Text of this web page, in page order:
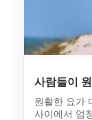
사람들이
니까?
원활한 요가
사이에서 엄